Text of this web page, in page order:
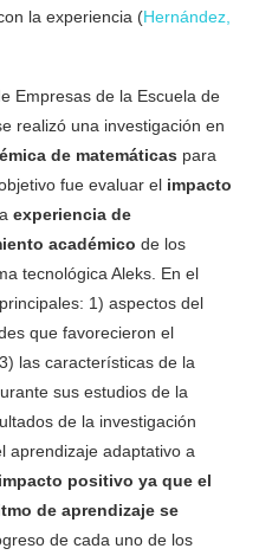
la experiencia (Hernández,
Empresas de la Escuela de
realizó una investigación en
de matemáticas para
fue evaluar el impacto
experiencia de
académico de los
tecnológica Aleks. En el
1) aspectos del
que favorecieron el
las características de la
sus estudios de la
de la investigación
aprendizaje adaptativo a
positivo ya que el
de aprendizaje se
de cada uno de los